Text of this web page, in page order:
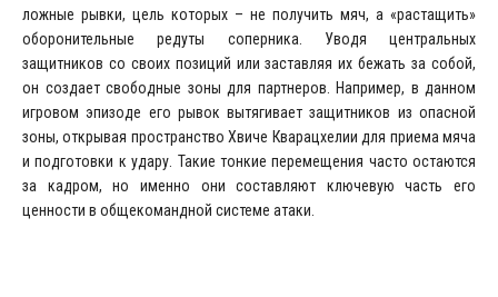
ложные рывки, цель которых – не получить мяч, а «растащить»
оборонительные редуты соперника. Уводя центральных
защитников со своих позиций или заставляя их бежать за собой,
он создает свободные зоны для партнеров. Например, в данном
игровом эпизоде его рывок вытягивает защитников из опасной
зоны, открывая пространство Хвиче Кварацхелии для приема мяча
и подготовки к удару. Такие тонкие перемещения часто остаются
за кадром, но именно они составляют ключевую часть его
ценности в общекомандной системе атаки.